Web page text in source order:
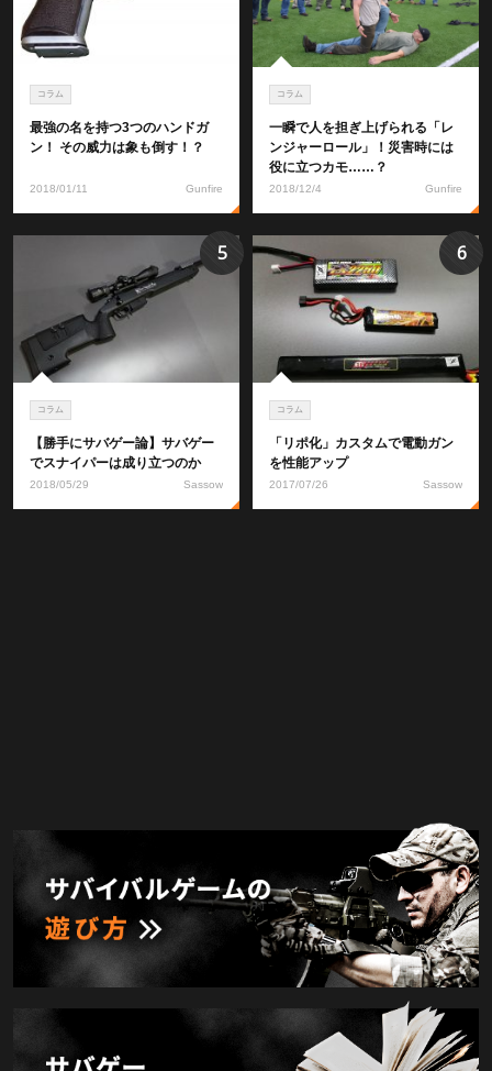
コラム
最強の名を持つ3つのハンドガ
ン！ その威力は象も倒す！？
2018/01/11 Gunfire
コラム
一瞬で人を担ぎ上げられる「レ
ンジャーロール」！災害時には
役に立つカモ……？
2018/12/4 Gunfire
コラム
【勝手にサバゲー論】サバゲー
でスナイパーは成り立つのか
2018/05/29 Sassow
5
コラム
「リポ化」カスタムで電動ガン
を性能アップ
2017/07/26 Sassow
6